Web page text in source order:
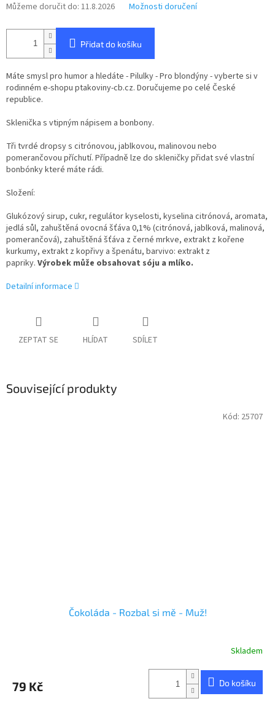
Můžeme doručit do: 11.8.2026 Možnosti doručení
Přidat do košíku
Máte smysl pro humor a hledáte - Pilulky - Pro blondýny - vyberte si v
rodinném e-shopu ptakoviny-cb.cz. Doručujeme po celé České
republice.
Sklenička s vtipným nápisem a bonbony.
Tři tvrdé dropsy s citrónovou, jablkovou, malinovou nebo
pomerančovou příchutí. Případně lze do skleničky přidat své vlastní
bonbónky které máte rádi.
Složení:
Glukózový sirup, cukr, regulátor kyselosti, kyselina citrónová, aromata,
jedlá sůl, zahuštěná ovocná šťáva 0,1% (citrónová, jablková, malinová,
pomerančová), zahuštěná šťáva z černé mrkve, extrakt z kořene
kurkumy, extrakt z kopřivy a špenátu, barvivo: extrakt z
papriky. Výrobek může obsahovat sóju a mlíko.
Detailní informace
ZEPTAT SE HLÍDAT SDÍLET
Související produkty
Čokoláda - Rozbal si mě - Muž!
je
Skladem
79 Kč Do košíku
Kód: 25707